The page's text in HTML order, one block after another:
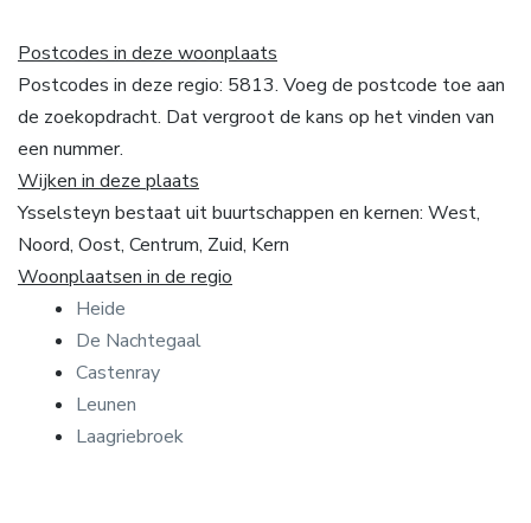
Postcodes in deze woonplaats
Postcodes in deze regio: 5813. Voeg de postcode toe aan
de zoekopdracht. Dat vergroot de kans op het vinden van
een nummer.
Wijken in deze plaats
Ysselsteyn bestaat uit buurtschappen en kernen: West,
Noord, Oost, Centrum, Zuid, Kern
Woonplaatsen in de regio
Heide
De Nachtegaal
Castenray
Leunen
Laagriebroek